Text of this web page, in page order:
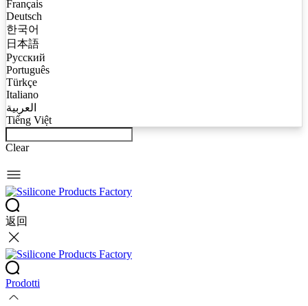
Français
Deutsch
한국어
日本語
Русский
Português
Türkçe
Italiano
العربية
Tiếng Việt
Clear
返回
Prodotti